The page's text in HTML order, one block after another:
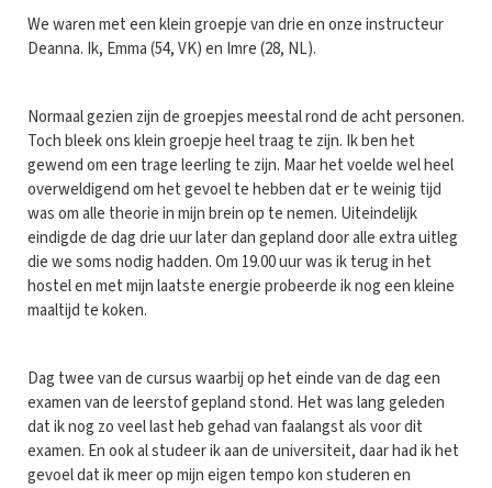
We waren met een klein groepje van drie en onze instructeur
Deanna. Ik, Emma (54, VK) en Imre (28, NL).
Normaal gezien zijn de groepjes meestal rond de acht personen.
Toch bleek ons klein groepje heel traag te zijn. Ik ben het
gewend om een trage leerling te zijn. Maar het voelde wel heel
overweldigend om het gevoel te hebben dat er te weinig tijd
was om alle theorie in mijn brein op te nemen. Uiteindelijk
eindigde de dag drie uur later dan gepland door alle extra uitleg
die we soms nodig hadden. Om 19.00 uur was ik terug in het
hostel en met mijn laatste energie probeerde ik nog een kleine
maaltijd te koken.
Dag twee van de cursus waarbij op het einde van de dag een
examen van de leerstof gepland stond. Het was lang geleden
dat ik nog zo veel last heb gehad van faalangst als voor dit
examen. En ook al studeer ik aan de universiteit, daar had ik het
gevoel dat ik meer op mijn eigen tempo kon studeren en